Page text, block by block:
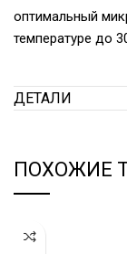
оптимальный
температуре до
ДЕТАЛИ
ПОХОЖИЕ